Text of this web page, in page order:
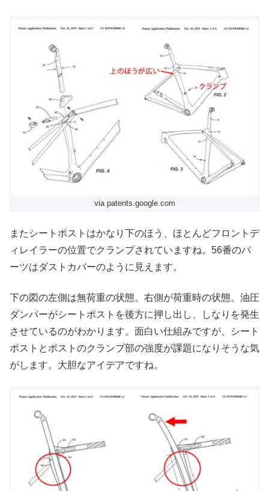
via patents.google.com
またシートポストはかなり下のほう、ほとんどフロントデ
ィレイラーの位置でクランプされていますね。56番のパ
ーツはダストカバーのように見えます。
下の図の左側は無荷重の状態。右側が荷重時の状態。油圧
ダンパーがシートポストを後方に押し出し、しなりを発生
させているのがわかります。面白い仕組みですが、シート
ポストとポストのクランプ部の強度が課題になりそうな気
がします。大胆なアイデアですね。